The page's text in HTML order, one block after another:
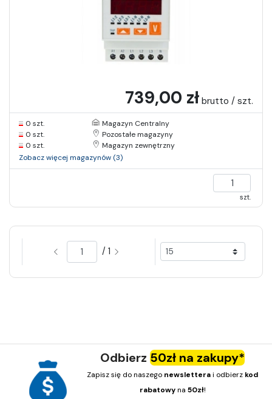
739,00 zł brutto / szt.
0 szt.
Magazyn Centralny
0 szt.
Pozostałe magazyny
0 szt.
Magazyn zewnętrzny
Zobacz więcej magazynów (3)
szt.
/ 1
Odbierz 50zł na zakupy*
Zapisz się do naszego newsletterai odbierz kod
rabatowyna 50zł!